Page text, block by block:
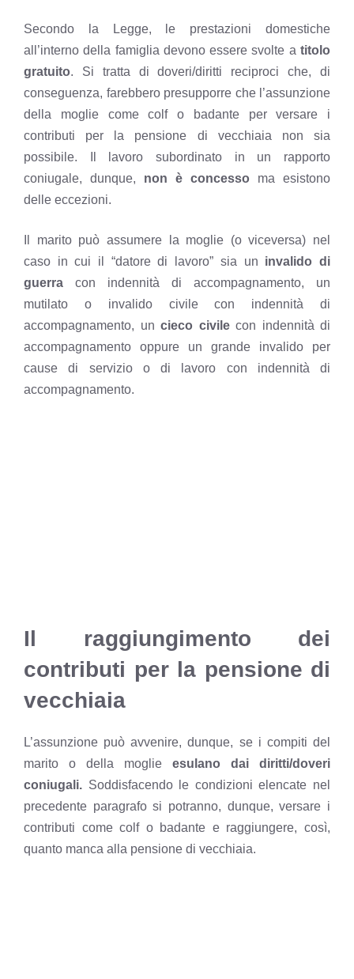
Secondo la Legge, le prestazioni domestiche
all’interno della famiglia devono essere svolte a titolo
gratuito. Si tratta di doveri/diritti reciproci che, di
conseguenza, farebbero presupporre che l’assunzione
della moglie come colf o badante per versare i
contributi per la pensione di vecchiaia non sia
possibile. Il lavoro subordinato in un rapporto
coniugale, dunque, non è concesso ma esistono
delle eccezioni.
Il marito può assumere la moglie (o viceversa) nel
caso in cui il “datore di lavoro” sia un invalido di
guerra con indennità di accompagnamento, un
mutilato o invalido civile con indennità di
accompagnamento, un cieco civilecon indennità di
accompagnamento oppure un grande invalido per
cause di servizio o di lavoro con indennità di
accompagnamento.
Il raggiungimento dei
contributi per la pensione di
vecchiaia
L’assunzione può avvenire, dunque, se i compiti del
marito o della moglie esulano dai diritti/doveri
coniugali. Soddisfacendo le condizioni elencate nel
precedente paragrafo si potranno, dunque, versare i
contributi come colf o badante e raggiungere, così,
quanto manca alla pensione di vecchiaia.